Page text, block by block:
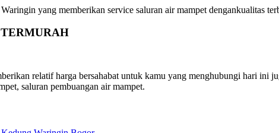
yang memberikan service saluran air mampet dengankualitas
TERMURAH
relatif harga bersahabat untuk kamu yang menghubungi hari ini
saluran pembuangan air mampet.